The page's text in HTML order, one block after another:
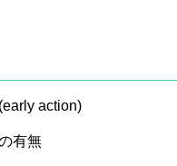
action)
有無